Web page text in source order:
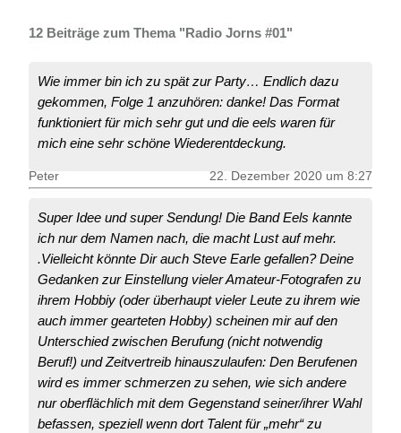
12 Beiträge zum Thema "Radio Jorns #01"
Wie immer bin ich zu spät zur Party… Endlich dazu
gekommen, Folge 1 anzuhören: danke! Das Format
funktioniert für mich sehr gut und die eels waren für
mich eine sehr schöne Wiederentdeckung.
Peter 22. Dezember 2020 um 8:27
Super Idee und super Sendung! Die Band Eels kannte
ich nur dem Namen nach, die macht Lust auf mehr.
.Vielleicht könnte Dir auch Steve Earle gefallen? Deine
Gedanken zur Einstellung vieler Amateur-Fotografen zu
ihrem Hobbiy (oder überhaupt vieler Leute zu ihrem wie
auch immer gearteten Hobby) scheinen mir auf den
Unterschied zwischen Berufung (nicht notwendig
Beruf!) und Zeitvertreib hinauszulaufen: Den Berufenen
wird es immer schmerzen zu sehen, wie sich andere
nur oberflächlich mit dem Gegenstand seiner/ihrer Wahl
befassen, speziell wenn dort Talent für „mehr“ zu